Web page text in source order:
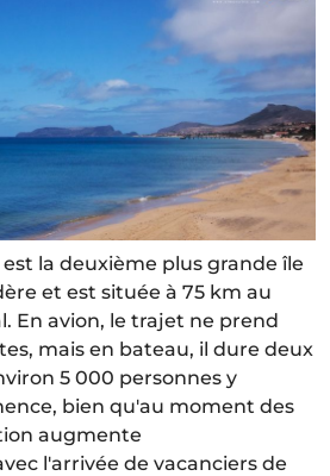
la deuxième plus grande île
et est située à 75 km au
En avion, le trajet ne prend
mais en bateau, il dure deux
5 000 personnes y
bien qu'au moment des
augmente
l'arrivée de vacanciers de